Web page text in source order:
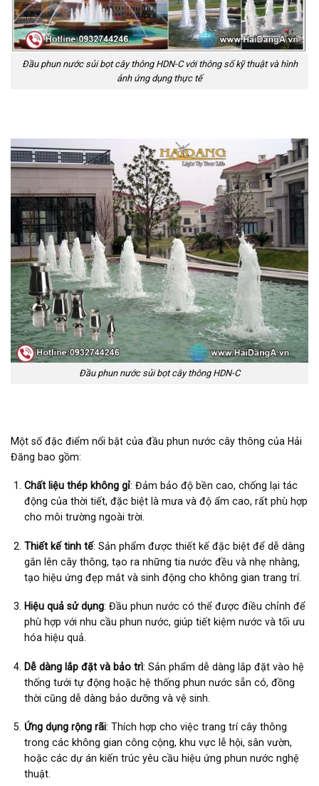
Đầu phun nước sủi bọt cây thông HDN-C với thông số kỹ thuật và hình
ảnh ứng dụng thực tế
Đầu phun nước sủi bọt cây thông HDN-C
Một số đặc điểm nổi bật của đầu phun nước cây thông của Hải
Đăng bao gồm:
Chất liệu thép không gỉ: Đảm bảo độ bền cao, chống lại tác
động của thời tiết, đặc biệt là mưa và độ ẩm cao, rất phù hợp
cho môi trường ngoài trời.
Thiết kế tinh tế: Sản phẩm được thiết kế đặc biệt để dễ dàng
gắn lên cây thông, tạo ra những tia nước đều và nhẹ nhàng,
tạo hiệu ứng đẹp mắt và sinh động cho không gian trang trí.
Hiệu quả sử dụng: Đầu phun nước có thể được điều chỉnh để
phù hợp với nhu cầu phun nước, giúp tiết kiệm nước và tối ưu
hóa hiệu quả.
Dễ dàng lắp đặt và bảo trì: Sản phẩm dễ dàng lắp đặt vào hệ
thống tưới tự động hoặc hệ thống phun nước sẵn có, đồng
thời cũng dễ dàng bảo dưỡng và vệ sinh.
Ứng dụng rộng rãi: Thích hợp cho việc trang trí cây thông
trong các không gian công cộng, khu vực lễ hội, sân vườn,
hoặc các dự án kiến trúc yêu cầu hiệu ứng phun nước nghệ
thuật.